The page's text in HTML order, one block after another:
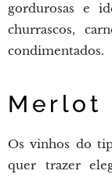
gordurosas e
churrascos,
condimentados.
Merlot
Os vinhos do
quer trazer